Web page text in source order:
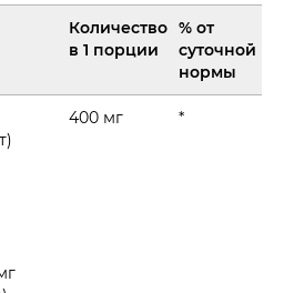
Количество
в 1 порции
% от
суточной
нормы
400 мг *